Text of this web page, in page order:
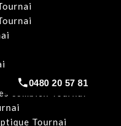
combien Tournai
Tournai
0480 20 57 81